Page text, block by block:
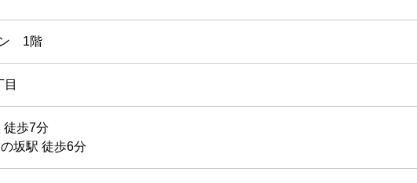
ン 1階
徒歩7分
坂駅 徒歩6分